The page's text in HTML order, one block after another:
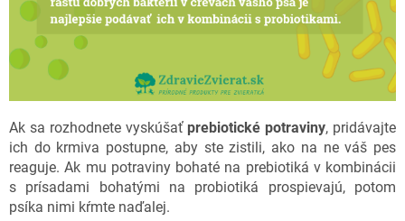
Ak sa rozhodnete vyskúšať prebiotické potraviny, pridávajte
ich do krmiva postupne, aby ste zistili, ako na ne váš pes
reaguje. Ak mu potraviny bohaté na prebiotiká v kombinácii
s prísadami bohatými na probiotiká prospievajú, potom
psíka nimi kŕmte naďalej.